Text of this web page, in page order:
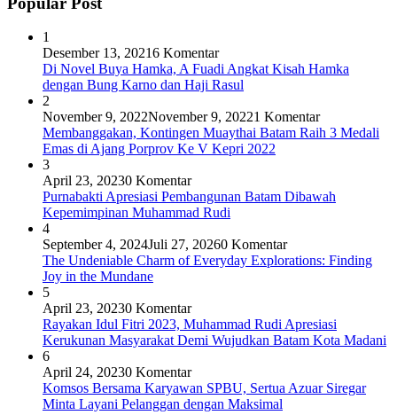
1
Desember 13, 20216 Komentar
Di Novel Buya Hamka, A Fuadi Angkat Kisah Hamka
dengan Bung Karno dan Haji Rasul
2
November 9, 2022November 9, 20221 Komentar
Membanggakan, Kontingen Muaythai Batam Raih 3 Medali
Emas di Ajang Porprov Ke V Kepri 2022
3
April 23, 20230 Komentar
Purnabakti Apresiasi Pembangunan Batam Dibawah
Kepemimpinan Muhammad Rudi
4
September 4, 2024Juli 27, 20260 Komentar
The Undeniable Charm of Everyday Explorations: Finding
Joy in the Mundane
5
April 23, 20230 Komentar
Rayakan Idul Fitri 2023, Muhammad Rudi Apresiasi
Kerukunan Masyarakat Demi Wujudkan Batam Kota Madani
6
April 24, 20230 Komentar
Komsos Bersama Karyawan SPBU, Sertua Azuar Siregar
Minta Layani Pelanggan dengan Maksimal